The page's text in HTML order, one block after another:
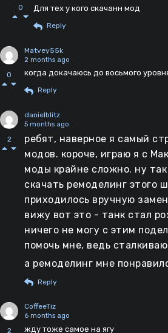
0 Для тех у кого скачанн мод
Reply
0
Matvey55k
2 months ago
когда докачаюсь до восьмого
Reply
2
danielblitz
5 months ago
ребят, наверное я самый
модов. короче, играю я с
моды крайне сложно. ну
скачать ремоделинг этого
приходилось вручную
вижу вот это - танк стал
ничего не могу с этим
помочь мне, ведь
а ремоделинг мне
Reply
2
CoffeeTiz
6 months ago
жду тоже самое на ягу